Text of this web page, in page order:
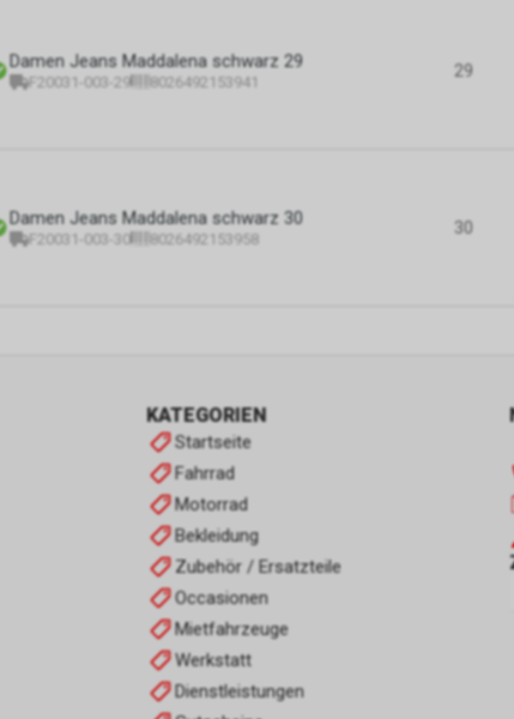
Damen Jeans Maddalena schwarz 29
F20031-003-29 8026492153941 29
Damen Jeans Maddalena schwarz 30
F20031-003-30 8026492153958 30
KATEGORIEN
Startseite
Fahrrad
Motorrad
Bekleidung
Zubehör / Ersatzteile
Occasionen
Mietfahrzeuge
Werkstatt
Dienstleistungen